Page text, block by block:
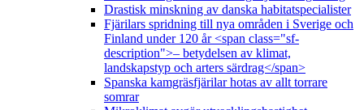
Drastisk minskning av danska habitatspecialister
Fjärilars spridning till nya områden i Sverige och
Finland under 120 år <span class="sf-
description">– betydelsen av klimat,
landskapstyp och arters särdrag</span>
Spanska kamgräsfjärilar hotas av allt torrare
somrar